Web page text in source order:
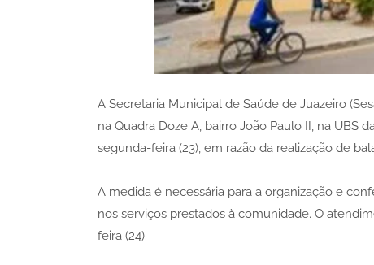
A Secretaria Municipal de Saúde de Juazeiro
na Quadra Doze A, bairro João Paulo II, na UBS
segunda-feira (23), em razão da realização de
A medida é necessária para a organização e
nos serviços prestados à comunidade. O
feira (24).